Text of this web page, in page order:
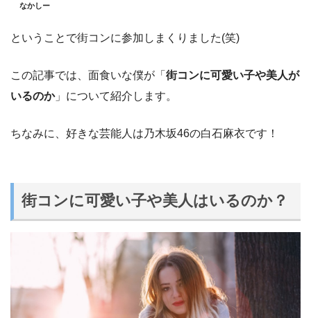
なかしー
ということで街コンに参加しまくりました(笑)
この記事では、面食いな僕が「 街コンに可愛い子や美人が
いるのか」について紹介します。
ちなみに、好きな芸能人は乃木坂46の白石麻衣です！
街コンに可愛い子や美人はいるのか？